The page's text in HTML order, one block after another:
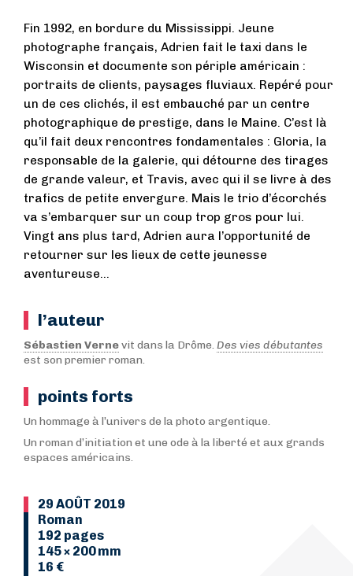
Fin 1992, en bordure du Mississippi. Jeune
photographe français, Adrien fait le taxi dans le
Wisconsin et documente son périple américain :
portraits de clients, paysages fluviaux. Repéré pour
un de ces clichés, il est embauché par un centre
photographique de prestige, dans le Maine. C’est là
qu’il fait deux rencontres fondamentales : Gloria, la
responsable de la galerie, qui détourne des tirages
de grande valeur, et Travis, avec qui il se livre à des
trafics de petite envergure. Mais le trio d’écorchés
va s’embarquer sur un coup trop gros pour lui.
Vingt ans plus tard, Adrien aura l’opportunité de
retourner sur les lieux de cette jeunesse
aventureuse…
l’auteur
Sébastien Vernevit dans la Drôme. Des vies débutantes
est son premier roman.
points forts
Un hommage à l’univers de la photo argentique.
Un roman d’initiation et une ode à la liberté et aux grands
espaces américains.
29 AOÛT 2019
Roman
192 pages
145 × 200 mm
16 €